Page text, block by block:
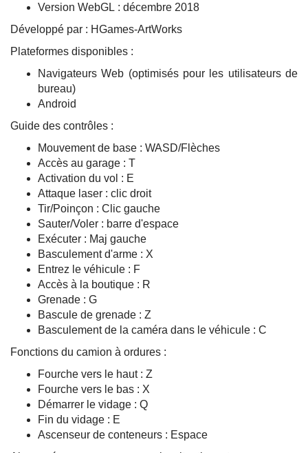
Version WebGL : décembre 2018
Développé par : HGames-ArtWorks
Plateformes disponibles :
Navigateurs Web (optimisés pour les utilisateurs de
bureau)
Android
Guide des contrôles :
Mouvement de base : WASD/Flèches
Accès au garage : T
Activation du vol : E
Attaque laser : clic droit
Tir/Poinçon : Clic gauche
Sauter/Voler : barre d'espace
Exécuter : Maj gauche
Basculement d'arme : X
Entrez le véhicule : F
Accès à la boutique : R
Grenade : G
Bascule de grenade : Z
Basculement de la caméra dans le véhicule : C
Fonctions du camion à ordures :
Fourche vers le haut : Z
Fourche vers le bas : X
Démarrer le vidage : Q
Fin du vidage : E
Ascenseur de conteneurs : Espace